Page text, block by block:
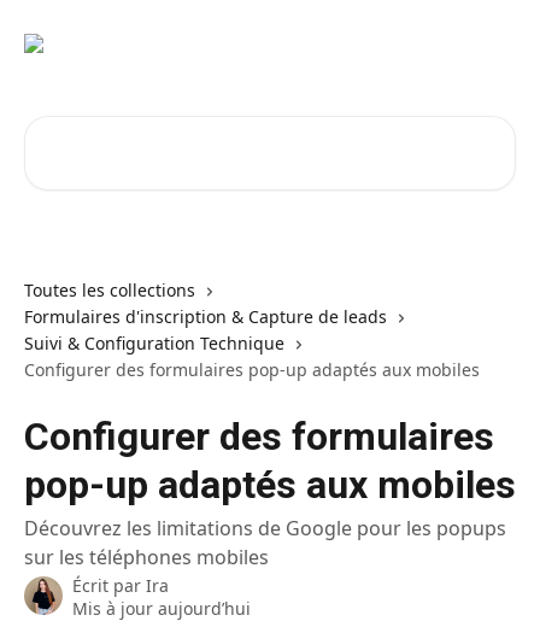
Toutes les collections
Formulaires d'inscription & Capture de leads
Suivi & Configuration Technique
Configurer des formulaires pop-up adaptés aux mobiles
Configurer des formulaires
pop-up adaptés aux mobiles
Découvrez les limitations de Google pour les popups
sur les téléphones mobiles
Écrit par Ira
Mis à jour aujourd’hui